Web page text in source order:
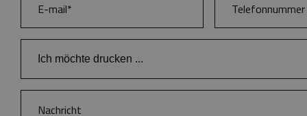
Ich möchte drucken ...
Bücher
Kataloge und Broschüren